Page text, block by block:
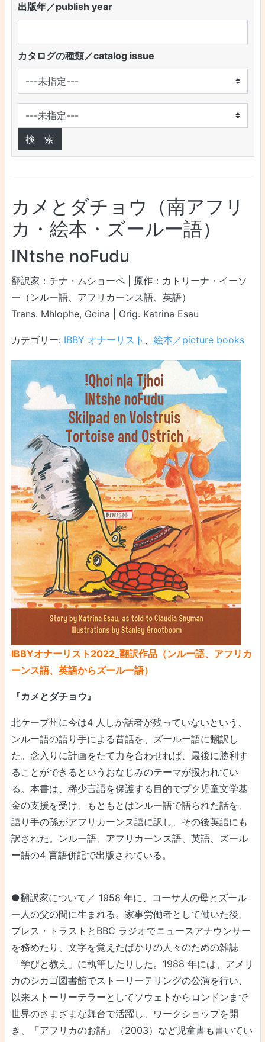
出版年／publish year
カタログの種類／catalog issue
カメとダチョウ（南アフリ
カ・絵本・ズールー語）
INtshe noFudu
翻訳家：チナ・ムショーペ | 原作：カトリーナ・イーソ
ー（ンルー語、アフリカーンス語、英語）
Trans. Mhlophe, Gcina | Orig. Katrina Esau
カテゴリー: IBBY オナーリスト 、 絵本／picture books
IBBYオナーリスト2022_翻訳作品（ンルー語、アフリカ
ーンス語、英語からズールー語）
『カメとダチョウ』
北ケープ州に今は4 人しか話者が残っていないという、
ンルー語の語り手による昔話を、ズールー語に翻訳し
た。念入りに計画をたて力を合わせれば、最後に勝利す
ることができるというおなじみのテーマが扱われてい
る。本書は、稀少言語を保護する目的でプク児童文学基
金の支援を受け、もともとはンルー語で語られた話を、
語り手の孫がアフリカーンス語に訳し、その後英語にも
訳された。ンルー語、アフリカーンス語、英語、ズール
ー語の4 言語併記で出版されている。
●翻訳家について／ 1958 年に、コーサ人の母とズール
ー人の父の間に生まれる。家事労働者として働いた後、
プレス・トラストとBBC ラジオでニュースアナウンサー
を務めたり、文字を覚えたばかりの人々のための雑誌
「学びと教え」に執筆したりした。1988 年には、アメリ
カのシカゴ図書館でストーリーテリングの公演を行い、
以来ストーリーテラーとしてソウェトからロンドンまで
世界のさまざまな舞台で活躍し、ワークショップを開
き、「アフリカのお話」（2003）など児童書も書いてい